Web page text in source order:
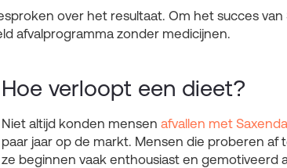
over het resultaat. Om het succes
afvalprogramma zonder medicijnen.
Hoe verloopt een dieet?
Niet altijd konden mensen afvallen met
paar jaar op de markt. Mensen die proberen af
ze beginnen vaak enthousiast en gemotiveerd